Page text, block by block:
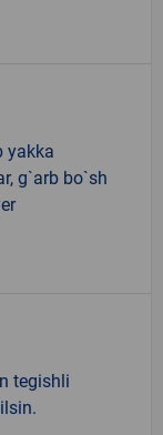
yakka
g`arb bo`sh
tegishli